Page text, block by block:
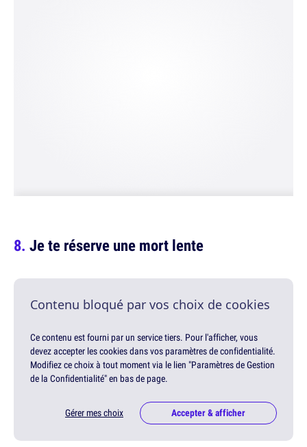
Je te réserve une mort lente
Contenu bloqué par vos choix de cookies
Ce contenu est fourni par un service tiers. Pour l'afficher, vous
devez accepter les cookies dans vos paramètres de confidentialité.
Modifiez ce choix à tout moment via le lien "Paramètres de Gestion
de la Confidentialité" en bas de page.
Gérer mes choix Accepter & afficher